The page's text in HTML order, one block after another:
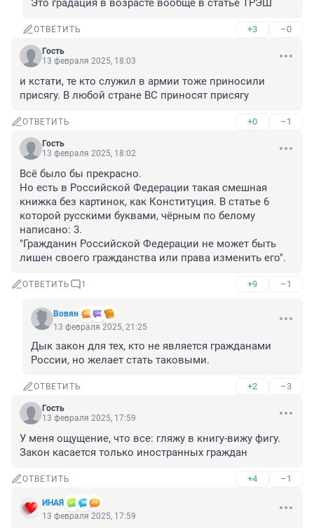
Это градация в возрасте вообще в статье ТРЭШ
ОТВЕТИТЬ +3 –0
Гость
13 февраля 2025, 18:03
и кстати, те кто служил в армии тоже приносили
присягу. В любой стране ВС приносят присягу
ОТВЕТИТЬ +0 –1
Гость
13 февраля 2025, 18:02
Всё было бы прекрасно.
Но есть в Российской Федерации такая смешная
книжка без картинок, как Конституция. В статье 6
которой русскими буквами, чёрным по белому
написано: 3.
"Гражданин Российской Федерации не может быть
лишен своего гражданства или права изменить его".
ОТВЕТИТЬ 1 +9 –1
Вовян
13 февраля 2025, 21:25
Дык закон для тех, кто не является гражданами
России, но желает стать таковыми.
ОТВЕТИТЬ +2 –3
Гость
13 февраля 2025, 17:59
У меня ощущение, что все: гляжу в книгу-вижу фигу.
Закон касается только иностранных граждан
ОТВЕТИТЬ +4 –1
ИHАЯ
13 февраля 2025, 17:59